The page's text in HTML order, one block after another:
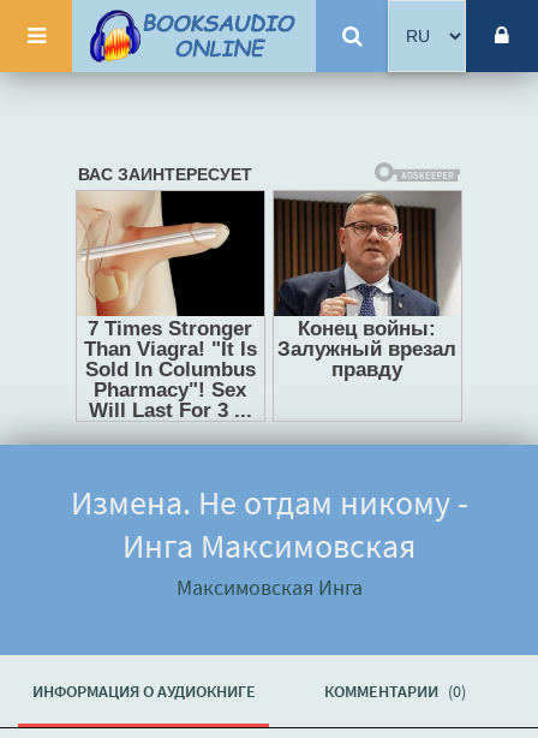
Измена. Не отдам никому -
Инга Максимовская
Максимовская Инга
ИНФОРМАЦИЯ О АУДИОКНИГЕ КОММЕНТАРИИ (0)